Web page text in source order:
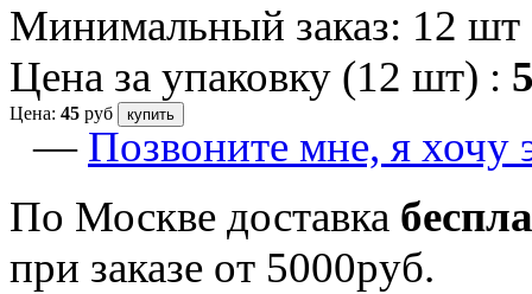
Минимальный заказ: 12 шт
Цена за упаковку (12 шт) :
Цена: 45 руб купить
— Позвоните мне, я хочу
По Москве доставка
при заказе от 5000руб.